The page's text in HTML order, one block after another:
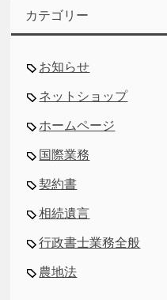
カテゴリー
お知らせ
ネットショップ
ホームページ
国際業務
契約書
相続遺言
行政書士業務全般
農地法